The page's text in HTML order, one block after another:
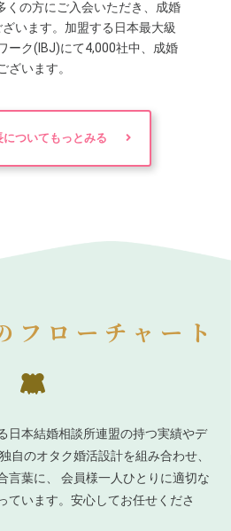
くの方にご入会いただき、成婚
います。加盟する日本最大級
ーク(IBJ)にて4,000社中、成婚
ざいます。
についてもっとみる
フローチャート
日本結婚相談所連盟の持つ実績やデ
自のオタク婚活設計を組み合わせ、
言葉に、 会員様一人ひとりに適切な
ています。安心してお任せくださ